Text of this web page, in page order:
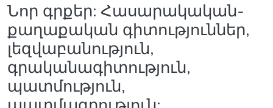
Նոր գրքեր: Հասարակական-
քաղաքական գիտություններ,
լեզվաբանություն,
գրականագիտություն,
պատմություն,